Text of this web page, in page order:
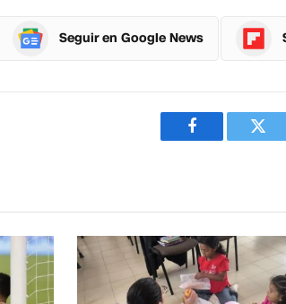
Seguir en Google News
Facebook